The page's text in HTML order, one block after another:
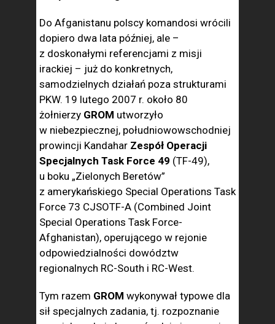
Do Afganistanu polscy komandosi wrócili
dopiero dwa lata później, ale –
z doskonałymi referencjami z misji
irackiej – już do konkretnych,
samodzielnych działań poza strukturami
PKW. 19 lutego 2007 r. około 80
żołnierzy GROM utworzyło
w niebezpiecznej, południowowschodniej
prowincji Kandahar Zespół Operacji
Specjalnych Task Force 49 (TF-49),
u boku „Zielonych Beretów”
z amerykańskiego Special Operations Task
Force 73 CJSOTF-A (Combined Joint
Special Operations Task Force-
Afghanistan), operującego w rejonie
odpowiedzialności dowództw
regionalnych RC-South i RC-West.
Tym razem GROM wykonywał typowe dla
sił specjalnych zadania, tj. rozpoznanie